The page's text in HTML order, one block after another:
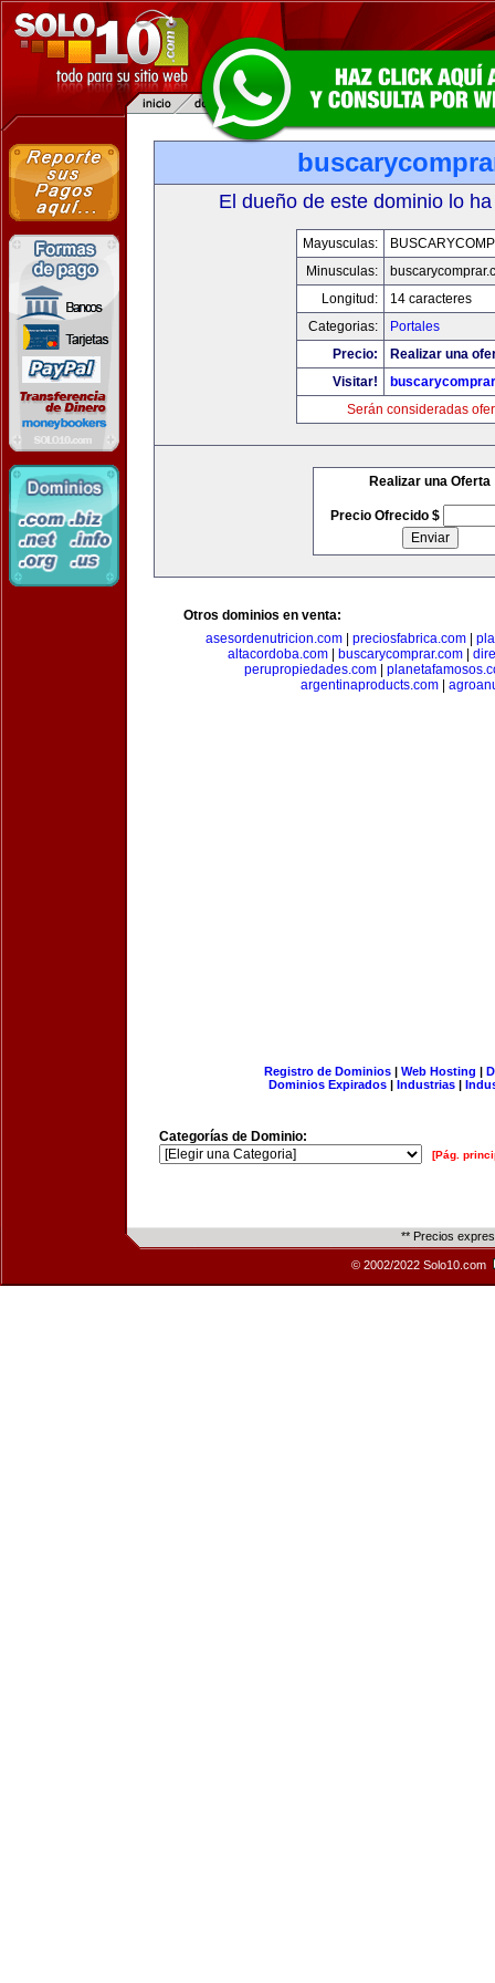
El dueño de este dominio lo
Mayusculas:
Minusculas:
Longitud:
14 caracteres
Categorias:
Portales
Precio:
Realizar una
Visitar!
Serán consideradas
Realizar una Oferta
Precio Ofrecido $
Otros dominios en venta:
asesordenutricion.com
preciosfabrica.com
altacordoba.com
buscarycomprar.com
perupropiedades.com
argentinaproducts.com|
Registro de Dominios| Web Hosting |
Dominios Expirados | Industrias |
Categorías de Dominio:
[Pág.
** Precios
© 2002/2022 Solo10.com